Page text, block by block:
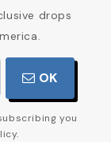
drops
OK
you